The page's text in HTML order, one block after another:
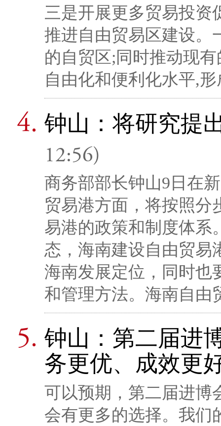
三是开展更多贸易投资
推进自由贸易区建设。
的自贸区;同时推动现
自由化和便利化水平,
钟山：将研究提
12:56)
商务部部长钟山9日在
贸易港方面，将按照分
易港的政策和制度体系
态，海南建设自由贸易
海南发展定位，同时也
和管理方法。海南自由
钟山：第二届进
务更优、成效更
可以预期，第二届进博
会有更多的选择。我们